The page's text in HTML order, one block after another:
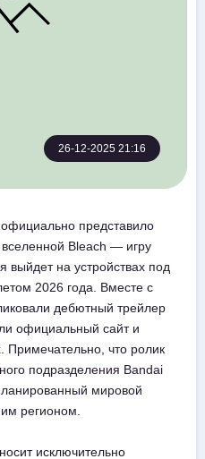
26-12-2025 21:16
представило
Bleach — игру
выйдет на устройствах под
2026 года. Вместе с
дебютный трейлер
официальный сайт и
Примечательно, что ролик
подразделения Bandai
мировой
регионом.
исключительно